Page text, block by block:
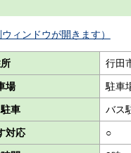
ィンドウが開きます）
行田
場 駐車
車 バス
対応 ○